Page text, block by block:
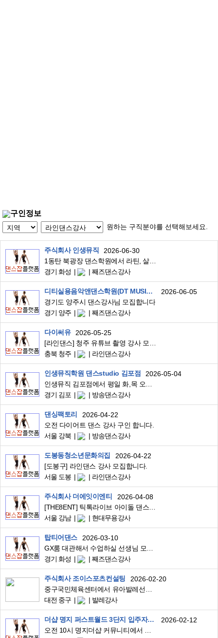
구인정보
원하는 구직분야를 선택해보세요.
주식회사 인생뮤직
2026-06-30
경기 화성
째즈댄스강사
디티실용음악앤댄스학원(DT MUSIC&DANCE)
2026-06-05
경기도 양주시 댄스강사님 모집합니다
경기 양주
째즈댄스강사
다이써유
2026-05-25
충북 청주
라인댄스강사
인생뮤직학원 댄스studio 김포점
2026-05-04
경기 김포
방송댄스강사
댄싱팩토리
2026-04-22
오전 다이어트 댄스 강사 구인 합니다.
서울 강북
방송댄스강사
도봉동청소년문화의집
2026-04-22
[도봉구] 라인댄스 강사 모집합니다.
서울 도봉
라인댄스강사
주식회사 더에잇이엔티
2026-04-08
서울 강남
현대무용강사
탑티어댄스
2026-03-10
경기 화성
째즈댄스강사
주식회사 조이스포츠컨설팅
2026-02-20
대전 중구
발레강사
더샵 명지 퍼스트월드 3단지 입주자대표회의
2026-02-12